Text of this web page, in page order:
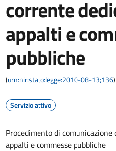
corrente
appalti e
pubbliche
(urn:nir:stato:legge:2010-08-13;136)
Servizio attivo
Procedimento di
appalti e commesse pubbliche